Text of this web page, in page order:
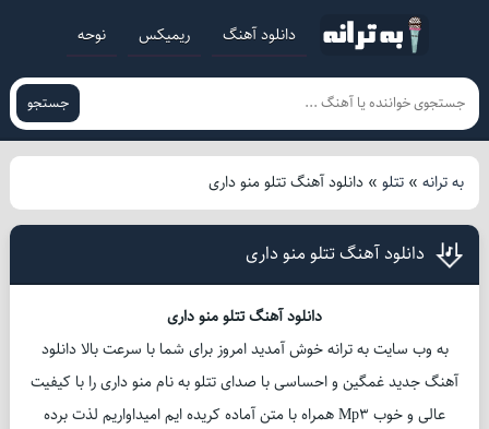
دانلود آهنگ ریمیکس نوحه
جستجو
به ترانه» تتلو» دانلود آهنگ تتلو منو داری
دانلود آهنگ تتلو منو داری
دانلود آهنگ تتلو منو داری
به وب سایت به ترانه خوش آمدید امروز برای شما با سرعت بالا دانلود
آهنگ جدید غمگین و احساسی با صدای تتلو به نام منو داری را با کیفیت
عالی و خوب Mp3 همراه با متن آماده کریده ایم امیداواریم لذت برده